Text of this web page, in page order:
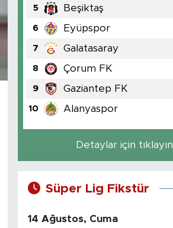
5 Beşiktaş
6 Eyüpspor
7 Galatasaray
8 Çorum FK
9 Gaziantep FK
10 Alanyaspor
Detaylar için tıklayın
Süper Lig Fikstür
14 Ağustos, Cuma